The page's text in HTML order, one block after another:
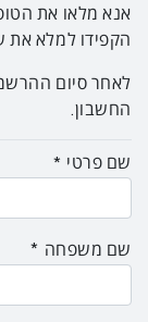
אנא מלאו את
הקפידו למלא
לאחר סיום
החשבון.
שם פרטי
שם משפחה